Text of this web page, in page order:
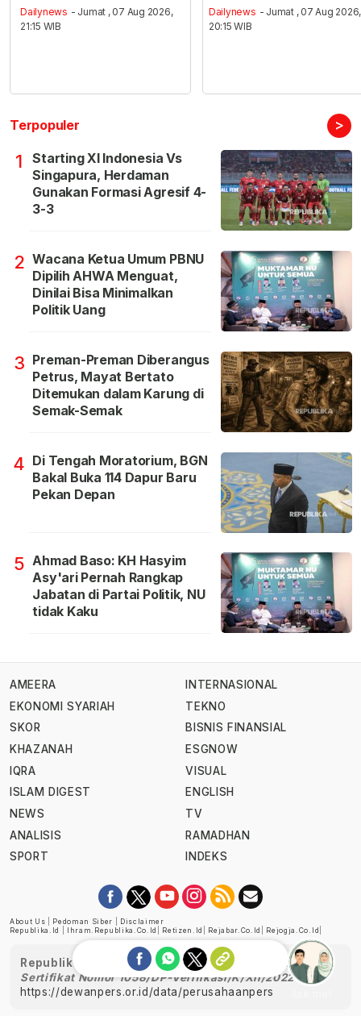
Dailynews - Jumat , 07 Aug 2026,
21:15 WIB
Dailynews - Jumat , 07 Aug 2026,
20:15 WIB
Terpopuler >
1
Starting XI Indonesia Vs
Singapura, Herdaman
Gunakan Formasi Agresif 4-
3-3
2 Wacana Ketua Umum PBNU
Dipilih AHWA Menguat,
Dinilai Bisa Minimalkan
Politik Uang
3 Preman-Preman Diberangus
Petrus, Mayat Bertato
Ditemukan dalam Karung di
Semak-Semak
4 Di Tengah Moratorium, BGN
Bakal Buka 114 Dapur Baru
Pekan Depan
5 Ahmad Baso: KH Hasyim
Asy'ari Pernah Rangkap
Jabatan di Partai Politik, NU
tidak Kaku
AMEERA
EKONOMI SYARIAH
SKOR
KHAZANAH
IQRA
ISLAM DIGEST
NEWS
ANALISIS
SPORT
INTERNASIONAL
TEKNO
BISNIS FINANSIAL
ESGNOW
VISUAL
ENGLISH
TV
RAMADHAN
INDEKS
About Us Pedoman Siber
Disclaimer
Republika.id
Ihram.republika.co.id Retizen.id Rejabar.co.id Rejogja.co.id
Republika telah diverifikasi oleh Dewan Pers
Sertifikat Nomor 1058/DP-Verifikasi/K/XII/2022
https://dewanpers.or.id/data/perusahaanpers